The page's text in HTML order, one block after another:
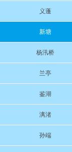
义蓬
新塘
杨汛桥
兰亭
鉴湖
漓渚
孙端